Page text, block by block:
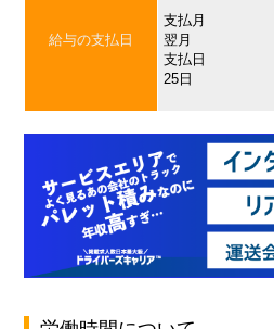
給与の支払日
支払月
翌月
支払日
25日